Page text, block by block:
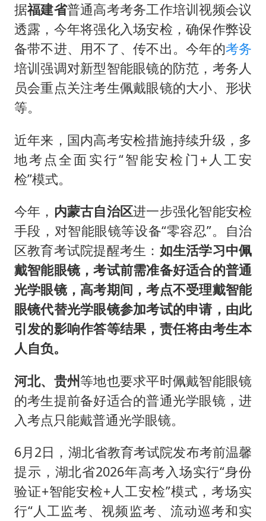
据福建省普通高考考务工作培训视频会议
透露，今年将强化入场安检，确保作弊设
备带不进、用不了、传不出。今年的考务
培训强调对新型智能眼镜的防范，考务人
员会重点关注考生佩戴眼镜的大小、形状
等。
近年来，国内高考安检措施持续升级，多
地考点全面实行“智能安检门+人工安
检”模式‌‌。
今年， 内蒙古自治区进一步强化智能安检
手段，对智能眼镜等设备“零容忍”。自治
区教育考试院提醒考生： 如生活学习中佩
戴智能眼镜，考试前需准备好适合的普通
光学眼镜，高考期间，考点不受理戴智能
眼镜代替光学眼镜参加考试的申请，由此
引发的影响作答等结果，责任将由考生本
人自负。
河北、贵州等地也要求平时佩戴智能眼镜
的考生提前备好适合的普通光学眼镜，进
入考点只能戴普通光学眼镜。
6月2日，湖北省教育考试院发布考前温馨
提示，湖北省2026年高考入场实行“身份
验证+智能安检+人工安检”模式，考场实
行“人工监考、视频监考、流动巡考和实